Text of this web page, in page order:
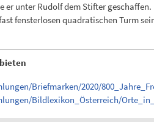
er unter Rudolf dem Stifter
fensterlosen quadratischen Turm
Briefmarken/2020/
Bildlexikon_Österreich/